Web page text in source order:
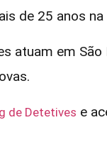
de 25 anos na
atuam em
de Detetives e